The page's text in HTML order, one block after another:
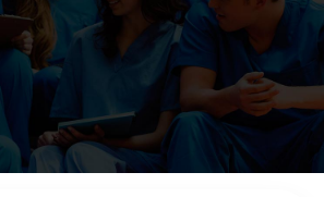
de ferramentas